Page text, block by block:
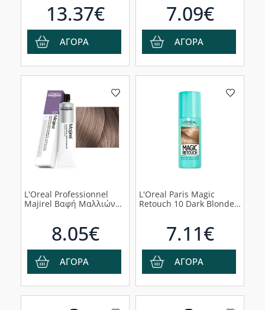
13.37€
ΑΓΟΡΑ
7.09€
ΑΓΟΡΑ
L'Oreal Professionnel
Majirel Βαφή Μαλλιών
8.05€
ΑΓΟΡΑ
L'Oreal Paris Magic
Retouch 10 Dark Blonde
7.11€
ΑΓΟΡΑ